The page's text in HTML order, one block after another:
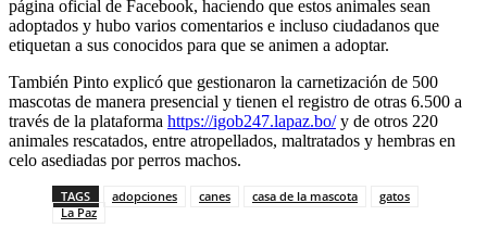
página oficial de Facebook, haciendo que estos animales sean
adoptados y hubo varios comentarios e incluso ciudadanos que
etiquetan a sus conocidos para que se animen a adoptar.
También Pinto explicó que gestionaron la carnetización de 500
mascotas de manera presencial y tienen el registro de otras 6.500 a
través de la plataforma https://igob247.lapaz.bo/y de otros 220
animales rescatados, entre atropellados, maltratados y hembras en
celo asediadas por perros machos.
TAGS adopciones canes casa de la mascota
gatos
La Paz